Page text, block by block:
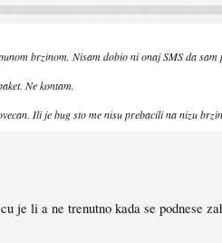
brzinom. Nisam dobio ni onaj SMS da sam
Ne kontam.
Ili je bug sto me nisu prebacili na nizu
je li a ne trenutno kada se podnese